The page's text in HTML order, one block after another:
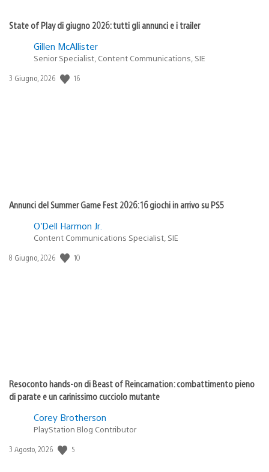
State of Play di giugno 2026: tutti gli annunci e i trailer
Gillen McAllister
Senior Specialist, Content Communications, SIE
Data
3 Giugno, 2026 16
Annunci del Summer Game Fest 2026: 16 giochi in arrivo su PS5
O’Dell Harmon Jr.
Content Communications Specialist, SIE
Data
8 Giugno, 2026 10
Resoconto hands-on di Beast of Reincarnation: combattimento pieno
di parate e un carinissimo cucciolo mutante
Corey Brotherson
PlayStation Blog Contributor
Data
3 Agosto, 2026 5